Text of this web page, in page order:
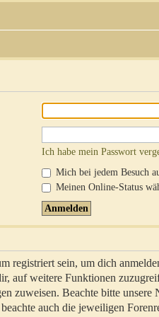
Ich habe mein Passwort
Mich bei jedem Besuch
Meinen Online-Status
registriert sein, um dich
auf weitere Funktionen
zuweisen. Beachte bitte
auch die jeweiligen